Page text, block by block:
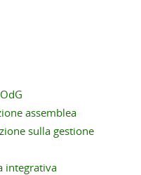
assemblea
sulla gestione
integrativa